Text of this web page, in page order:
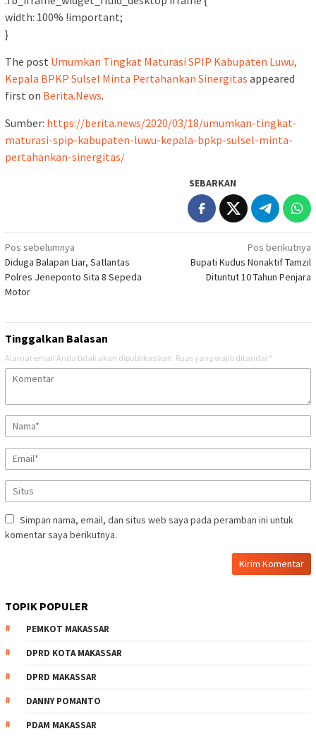
width: 100% !important;
}
The post Umumkan Tingkat Maturasi SPIP Kabupaten Luwu,
Kepala BPKP Sulsel Minta Pertahankan Sinergitas appeared
first on Berita.News.
Sumber: https://berita.news/2020/03/18/umumkan-tingkat-
maturasi-spip-kabupaten-luwu-kepala-bpkp-sulsel-minta-
pertahankan-sinergitas/
SEBARKAN
Navigasi
pos
Pos sebelumnya
Diduga Balapan Liar, Satlantas
Polres Jeneponto Sita 8 Sepeda
Motor
Pos berikutnya
Bupati Kudus Nonaktif Tamzil
Dituntut 10 Tahun Penjara
Tinggalkan Balasan
Alamat email Anda tidak akan dipublikasikan. Ruas yang wajib ditandai *
Simpan nama, email, dan situs web saya pada peramban ini untuk
komentar saya berikutnya.
TOPIK POPULER
PEMKOT MAKASSAR
DPRD KOTA MAKASSAR
DPRD MAKASSAR
DANNY POMANTO
PDAM MAKASSAR